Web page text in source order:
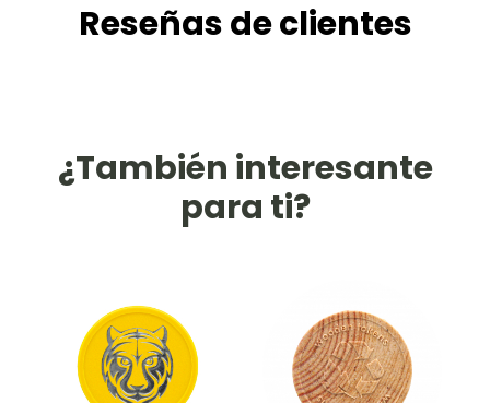
Reseñas de clientes
¿También interesante
para ti?